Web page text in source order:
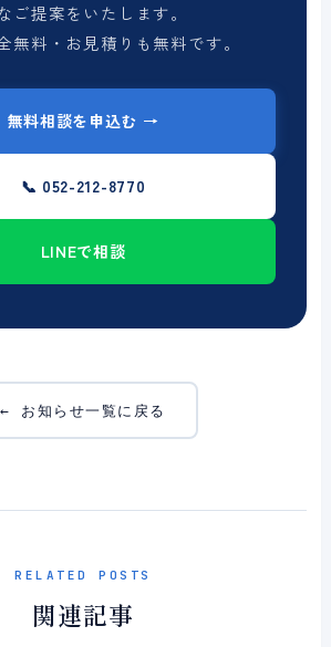
ご提案をいたします。
無料・お見積りも無料です。
無料相談を申込む →
📞 052-212-8770
LINEで相談
← お知らせ一覧に戻る
RELATED POSTS
関連記事